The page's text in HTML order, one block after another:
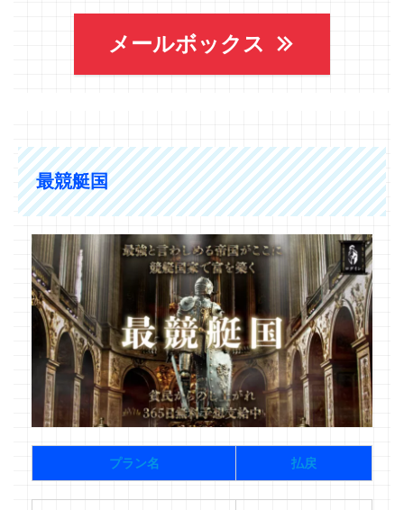
メールボックス
最競艇国
プラン名 払戻